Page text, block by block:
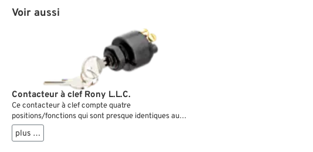
Voir aussi
Contacteur à clef Rony L.L.C.
Ce contacteur à clef compte quatre
positions/fonctions qui sont presque identiques aux
contacteurs des voitures, c'est-à-dire ETEINT -
ALLUMÉ - DÉMARRAGE - KLAXON. Son installation
plus …